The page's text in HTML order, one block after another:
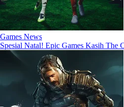
Games News
Spesial Natal! Epic Games Kasih The